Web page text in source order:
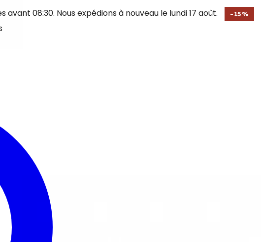
08:30. Nous expédions à nouveau le lundi 17 août.
- 15 %